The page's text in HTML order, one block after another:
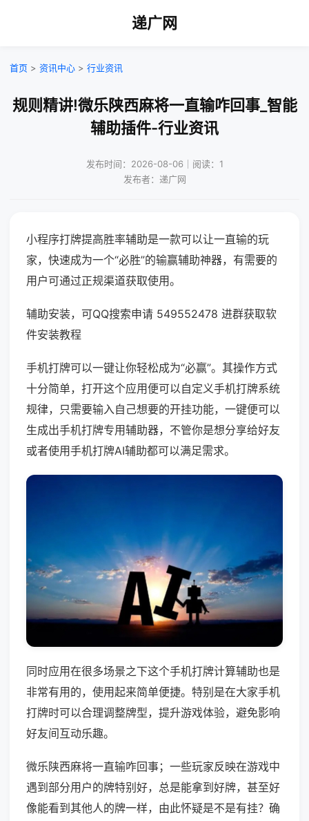
递广网
首页 > 资讯中心 > 行业资讯
规则精讲!微乐陕西麻将一直输咋回事_智能
辅助插件-行业资讯
发布时间：2026-08-06｜阅读：1
发布者：递广网
小程序打牌提高胜率辅助是一款可以让一直输的玩
家，快速成为一个“必胜”的输赢辅助神器，有需要的
用户可通过正规渠道获取使用。
辅助安装，可QQ搜索申请 549552478 进群获取软
件安装教程
手机打牌可以一键让你轻松成为“必赢”。其操作方式
十分简单，打开这个应用便可以自定义手机打牌系统
规律，只需要输入自己想要的开挂功能，一键便可以
生成出手机打牌专用辅助器，不管你是想分享给好友
或者使用手机打牌AI辅助都可以满足需求。
同时应用在很多场景之下这个手机打牌计算辅助也是
非常有用的，使用起来简单便捷。特别是在大家手机
打牌时可以合理调整牌型，提升游戏体验，避免影响
好友间互动乐趣。
微乐陕西麻将一直输咋回事；一些玩家反映在游戏中
遇到部分用户的牌特别好，总是能拿到好牌，甚至好
像能看到其他人的牌一样，由此怀疑是不是有挂？确